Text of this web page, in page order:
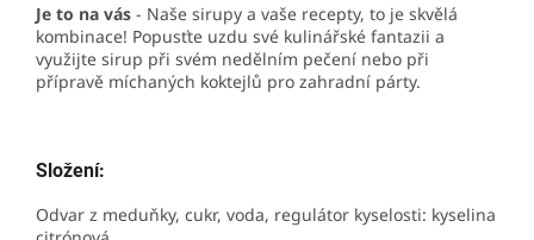
Je to na vás - Naše sirupy a vaše recepty, to je skvělá
kombinace! Popusťte uzdu své kulinářské fantazii a
využijte sirup při svém nedělním pečení nebo při
přípravě míchaných koktejlů pro zahradní párty.
Složení:
Odvar z meduňky, cukr, voda, regulátor kyselosti: kyselina